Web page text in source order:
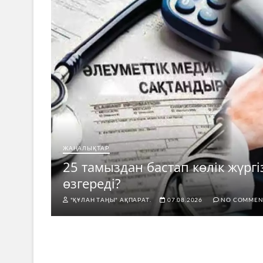
ЖАҢАЛЫҚТАР
25 тамыздан бастап көлік
өзгереді?
"ҚҰЛАН ТАҢЫ" АҚПАРАТ. 07.08.2026 NO